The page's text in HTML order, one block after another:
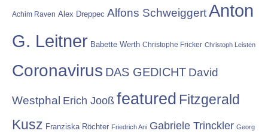
Achim Raven Alex Dreppec Alfons SchweiggertAnton
G. Leitner Babette Werth Christophe Fricker Christoph Leisten
Coronavirus DAS GEDICHT David
Westphal Erich Jooß featured Fitzgerald
Kusz Franziska Röchter Friedrich Ani Gabriele Trinckler Georg